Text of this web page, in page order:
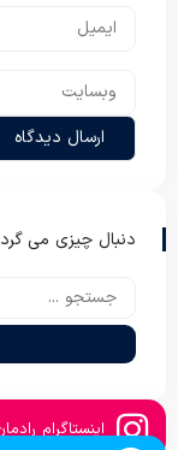
دنبال چیزی می
اینستاگرام